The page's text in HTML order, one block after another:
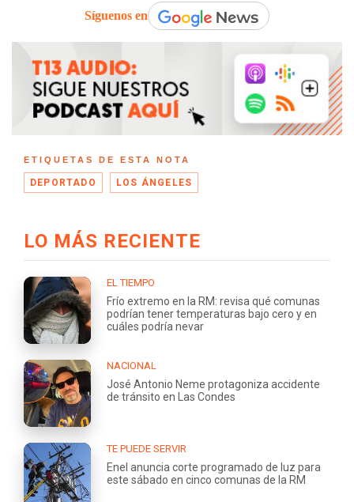
Síguenos en
ETIQUETAS DE ESTA NOTA
DEPORTADO LOS ÁNGELES
LO MÁS RECIENTE
EL TIEMPO
Frío extremo en la RM: revisa qué comunas
podrían tener temperaturas bajo cero y en
cuáles podría nevar
NACIONAL
José Antonio Neme protagoniza accidente
de tránsito en Las Condes
TE PUEDE SERVIR
Enel anuncia corte programado de luz para
este sábado en cinco comunas de la RM